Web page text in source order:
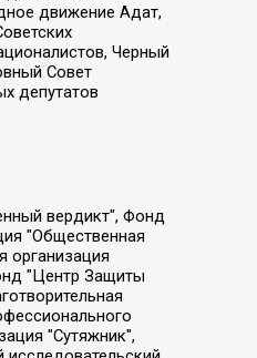
движение Адат,
Черный
Совет
депутатов
Кагарлицкий Борис Юльевич, Климарев Михаил Валерьевич, Милов Владимир Станиславович, Автономная некоммерческая организация Краснодарский центр современного искусства "Типография", Моргенштерн Алишер Тагирович, Соболь Любовь Эдуардовна, Общество с ограниченной ответственностью "ЛИЗА НОРМ", Каспаров Гарри Кимович, Ходорковский Михаил Борисович, Общество с ограниченной ответственностью "Апрельские тезисы", Данилович Ирина Брониславовна, Кашин Олег Владимирович, Петров Николай Владимирович, Пивоваров Алексей Владимирович, Соколов Михаил Владимирович, Цветкова Юлия Владимировна, Чичваркин Евгений Александрович, Комитет против пыток/Команда против пыток, Общество с ограниченной ответственностью "Первый научный", Общество с ограниченной ответственностью "Вертолет и ко", Белоцерковская Вероника Борисовна, Кац Максим Евгеньевич, Лазарева Татьяна Юрьевна, Шаведдинов Руслан Табризович, Яшин Илья Валерьевич, Общество с ограниченной ответственностью "Иноагент ААВ", Алешковский Дмитрий Петрович, Альбац Евгения Марковна, Быков Дмитрий Львович, Галямина Юлия Евгеньевна, Лойко Сергей Леонидович, Мартынов Кирилл Константинович, Медведев Сергей Александрович, Крашенинников Федор Геннадиевич, Гордеева Катерина Вл